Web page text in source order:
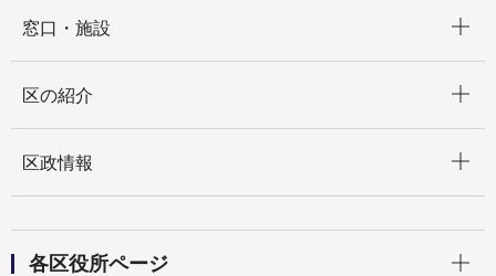
窓口・施設
区の紹介
区政情報
各区役所ページ